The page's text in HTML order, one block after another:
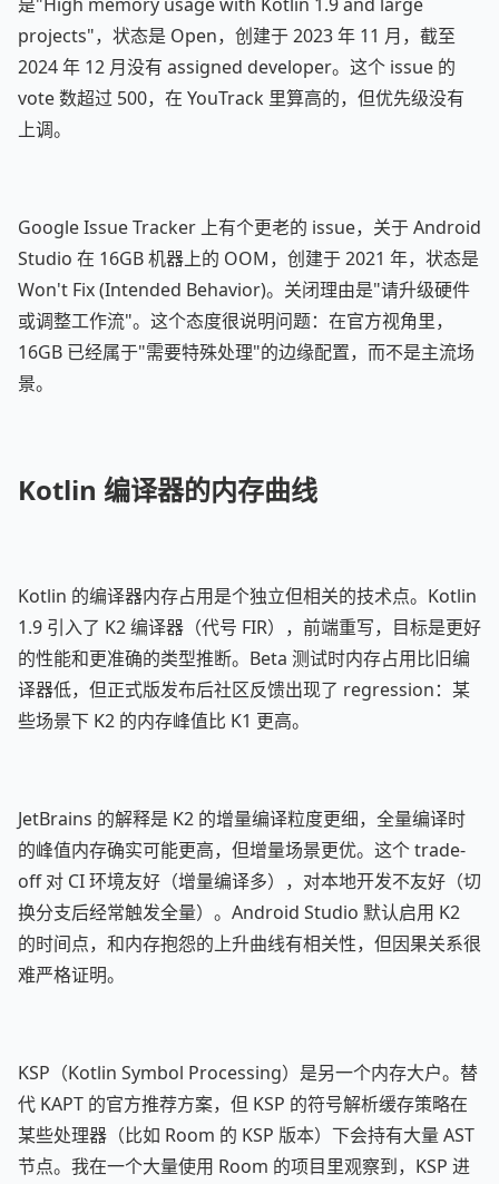
projects"，状态是 Open，创建于 2023 年 11 月，截至
2024 年 12 月没有 assigned developer。这个 issue 的
vote 数超过 500，在 YouTrack 里算高的，但优先级没有
上调。
Google Issue Tracker 上有个更老的 issue，关于 Android
Studio 在 16GB 机器上的 OOM，创建于 2021 年，状态是
Won't Fix (Intended Behavior)。关闭理由是"请升级硬件
或调整工作流"。这个态度很说明问题：在官方视角里，
16GB 已经属于"需要特殊处理"的边缘配置，而不是主流场
景。
Kotlin 编译器的内存曲线
Kotlin 的编译器内存占用是个独立但相关的技术点。Kotlin
1.9 引入了 K2 编译器（代号 FIR），前端重写，目标是更好
的性能和更准确的类型推断。Beta 测试时内存占用比旧编
译器低，但正式版发布后社区反馈出现了 regression：某
些场景下 K2 的内存峰值比 K1 更高。
JetBrains 的解释是 K2 的增量编译粒度更细，全量编译时
的峰值内存确实可能更高，但增量场景更优。这个 trade-
off 对 CI 环境友好（增量编译多），对本地开发不友好（切
换分支后经常触发全量）。Android Studio 默认启用 K2
的时间点，和内存抱怨的上升曲线有相关性，但因果关系很
难严格证明。
KSP（Kotlin Symbol Processing）是另一个内存大户。替
代 KAPT 的官方推荐方案，但 KSP 的符号解析缓存策略在
某些处理器（比如 Room 的 KSP 版本）下会持有大量 AST
节点。我在一个大量使用 Room 的项目里观察到，KSP 进